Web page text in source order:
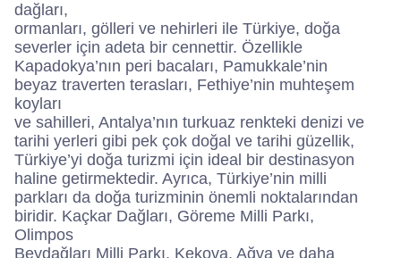
dağları,
ormanları, gölleri ve nehirleri ile Türkiye, doğa
severler için adeta bir cennettir. Özellikle
Kapadokya’nın peri bacaları, Pamukkale’nin
beyaz traverten terasları, Fethiye’nin muhteşem
koyları
ve sahilleri, Antalya’nın turkuaz renkteki denizi ve
tarihi yerleri gibi pek çok doğal ve tarihi güzellik,
Türkiye’yi doğa turizmi için ideal bir destinasyon
haline getirmektedir. Ayrıca, Türkiye’nin milli
parkları da doğa turizminin önemli noktalarından
biridir. Kaçkar Dağları, Göreme Milli Parkı,
Olimpos
Beydağları Milli Parkı, Kekova, Ağva ve daha